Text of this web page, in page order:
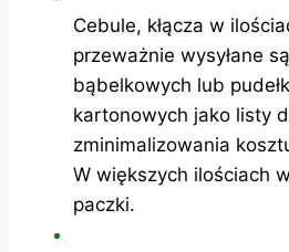
Cebule, kłącza w
przeważnie wysyłane
bąbelkowych lub
kartonowych jako listy
zminimalizowania
W większych ilościach
paczki.